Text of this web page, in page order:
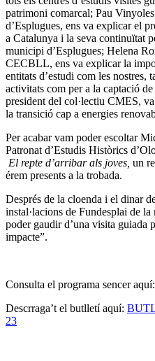
patrimoni comarcal; Pau
d’Esplugues, ens va explicar el
a Catalunya i la seva continuïtat
municipi d’Esplugues; Helena
CECBLL, ens va explicar la
entitats d’estudi com les nostres,
activitats com per a la captació
president del col·lectiu CMES,
la transició cap a energies
Per acabar vam poder escoltar
Patronat d’Estudis Històrics
El repte d’arribar als joves, un
érem presents a la trobada.
Després de la cloenda i el dinar
instal·lacions de Fundesplai de
poder gaudir d’una visita guiada
impacte”.
Consulta el programa sencer aquí:
Descrraga’t el butlletí aquí:
23